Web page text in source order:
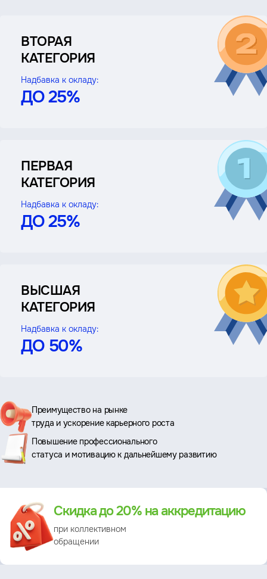
ВТОРАЯ
КАТЕГОРИЯ
Надбавка к окладу:
ДО 25%
ПЕРВАЯ
КАТЕГОРИЯ
Надбавка к окладу:
ДО 25%
ВЫСШАЯ
КАТЕГОРИЯ
Надбавка к окладу:
ДО 50%
Ключевые
преимущества
Преимущество на рынке
труда и ускорение карьерного роста
Повышение профессионального
статуса и мотивацию к дальнейшему развитию
Преимущество
Скидка до 20% на аккредитацию
при коллективном
обращении